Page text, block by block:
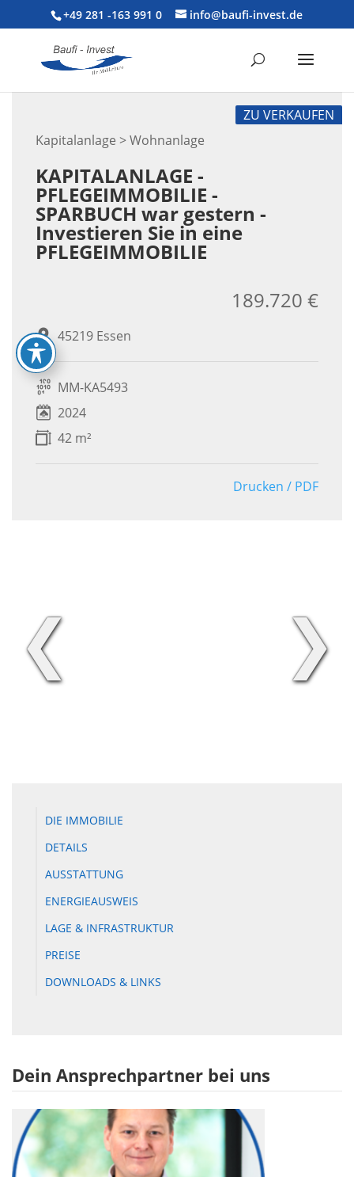
+49 281 -163 991 0 info@baufi-invest.de
Kapitalanlage > Wohnanlage
ZU VERKAUFEN
KAPITALANLAGE -
PFLEGEIMMOBILIE -
SPARBUCH war gestern -
Investieren Sie in eine
PFLEGEIMMOBILIE
45219 Essen
189.720 €
MM-KA5493
2024
42 m²
Drucken / PDF
❮ ❯
DIE IMMOBILIE
DETAILS
AUSSTATTUNG
ENERGIEAUSWEIS
LAGE & INFRASTRUKTUR
PREISE
DOWNLOADS & LINKS
Dein Ansprechpartner bei uns